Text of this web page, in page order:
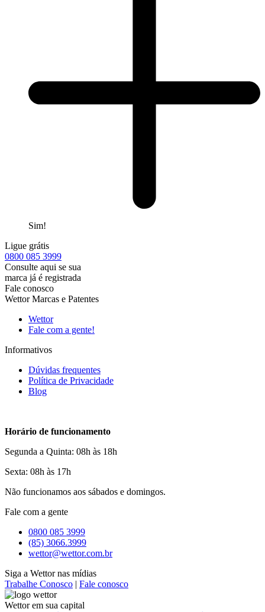
Sim!
Ligue grátis
0800 085 3999
Consulte aqui se sua
marca já é registrada
Fale conosco
Wettor Marcas e Patentes
Wettor
Fale com a gente!
Informativos
Dúvidas frequentes
Política de Privacidade
Blog
Horário de funcionamento
Segunda a Quinta: 08h às 18h
Sexta: 08h às 17h
Não funcionamos aos sábados e domingos.
Fale com a gente
0800 085 3999
(85) 3066.3999
wettor@wettor.com.br
Siga a Wettor nas mídias
Trabalhe Conosco | Fale conosco
Wettor em sua capital